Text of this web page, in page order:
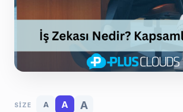
SIZE A A A